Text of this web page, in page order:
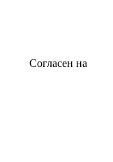
Согласен на